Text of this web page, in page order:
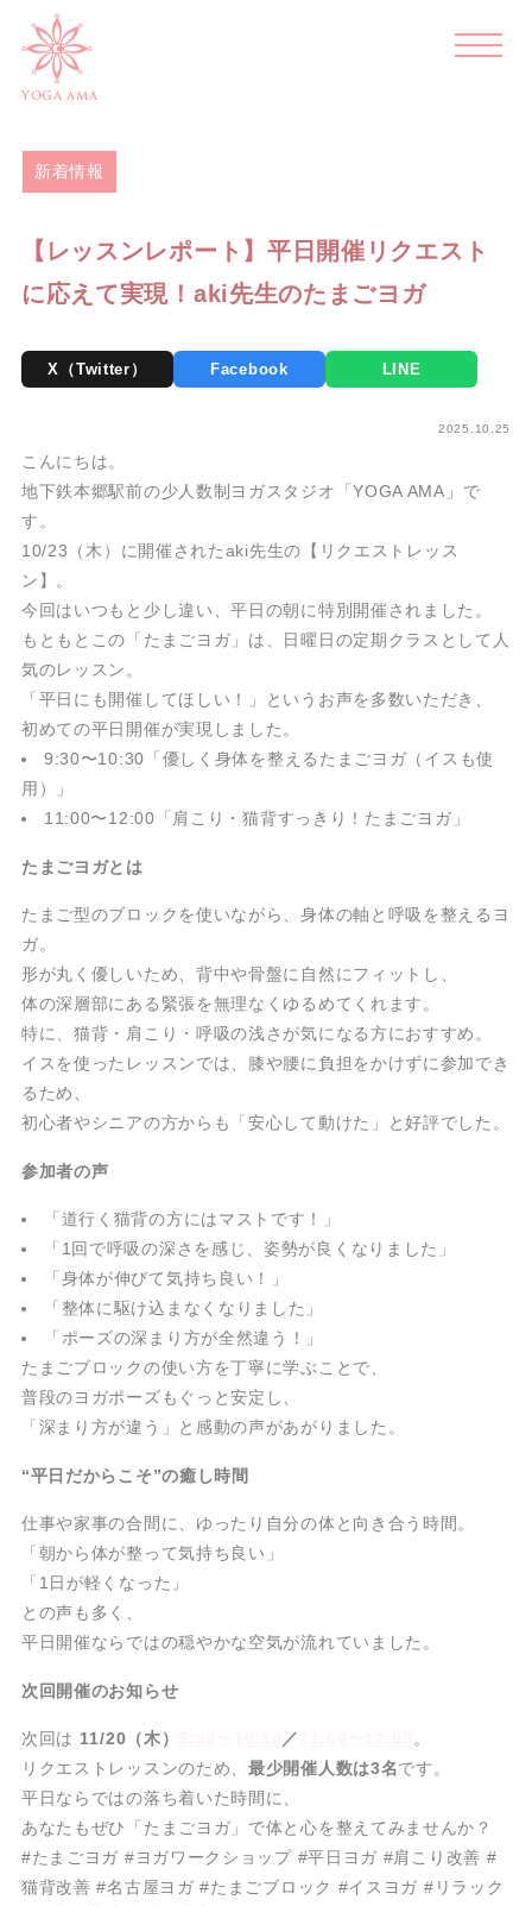
YOGA AMA
ホーム>
【レッスンレポート】平日開催リ
クエストに応えて実現！aki先生のたまごヨガ
新着情報
【レッスンレポート】平日開催リクエスト
に応えて実現！aki先生のたまごヨガ
X（Twitter） Facebook LINE
2025.10.25
こんにちは。
地下鉄本郷駅前の少人数制ヨガスタジオ「YOGA AMA」で
す。
10/23（木）に開催されたaki先生の【リクエストレッス
ン】。
今回はいつもと少し違い、平日の朝に特別開催されました。
もともとこの「たまごヨガ」は、日曜日の定期クラスとして人
気のレッスン。
「平日にも開催してほしい！」というお声を多数いただき、
初めての平日開催が実現しました。
9:30〜10:30「優しく身体を整えるたまごヨガ（イスも使
用）」
11:00〜12:00「肩こり・猫背すっきり！たまごヨガ」
たまごヨガとは
たまご型のブロックを使いながら、身体の軸と呼吸を整えるヨ
ガ。
形が丸く優しいため、背中や骨盤に自然にフィットし、
体の深層部にある緊張を無理なくゆるめてくれます。
特に、猫背・肩こり・呼吸の浅さが気になる方におすすめ。
イスを使ったレッスンでは、膝や腰に負担をかけずに参加でき
るため、
初心者やシニアの方からも「安心して動けた」と好評でした。
参加者の声
「道行く猫背の方にはマストです！」
「1回で呼吸の深さを感じ、姿勢が良くなりました」
「身体が伸びて気持ち良い！」
「整体に駆け込まなくなりました」
「ポーズの深まり方が全然違う！」
たまごブロックの使い方を丁寧に学ぶことで、
普段のヨガポーズもぐっと安定し、
「深まり方が違う」と感動の声があがりました。
“平日だからこそ”の癒し時間
仕事や家事の合間に、ゆったり自分の体と向き合う時間。
「朝から体が整って気持ち良い」
「1日が軽くなった」
との声も多く、
平日開催ならではの穏やかな空気が流れていました。
次回開催のお知らせ
次回は 11/20（木） ／
。
リクエストレッスンのため、最少開催人数は3名です。
平日ならではの落ち着いた時間に、
あなたもぜひ「たまごヨガ」で体と心を整えてみませんか？
#たまごヨガ #ヨガワークショップ #平日ヨガ #肩こり改善 #
猫背改善 #名古屋ヨガ #たまごブロック #イスヨガ #リラック